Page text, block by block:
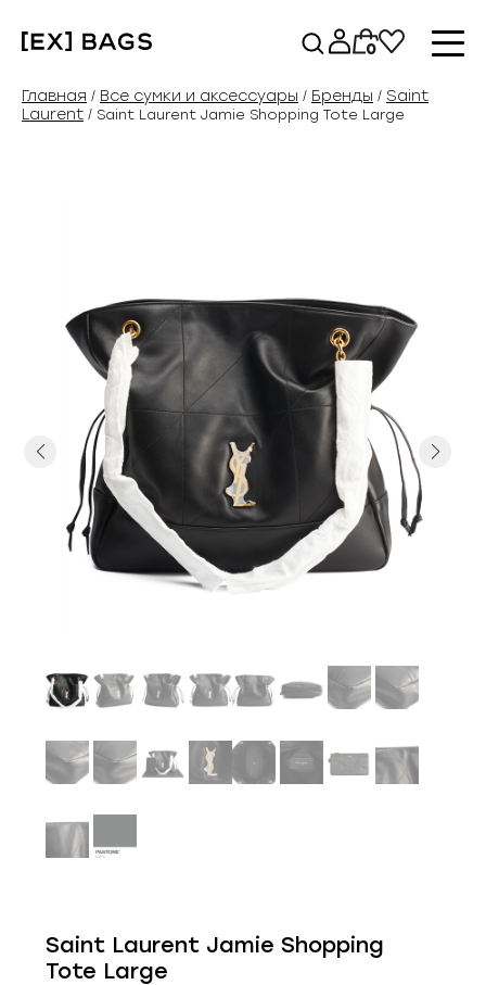
содержимому
0
Главная / Все сумки и аксессуары / Бренды / Saint
Laurent / Saint Laurent Jamie Shopping Tote Large
Previous Next
Saint Laurent Jamie Shopping
Tote Large